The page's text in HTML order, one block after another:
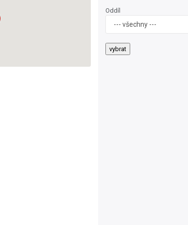
Oddíl